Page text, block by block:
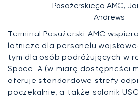
Pasażerskiego AMC,
Andrews
Terminal Pasażerski AMC
lotnicze dla personelu
tym dla osób podróżujących w
Space-A (w miarę dostępności
oferuje standardowe strefy
poczekalnie, a także salonik